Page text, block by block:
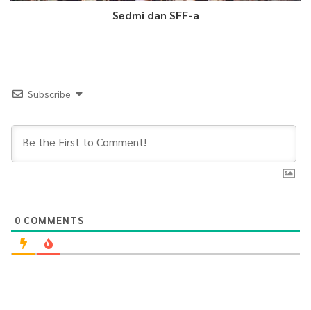
Sedmi dan SFF-a
Subscribe
0 COMMENTS